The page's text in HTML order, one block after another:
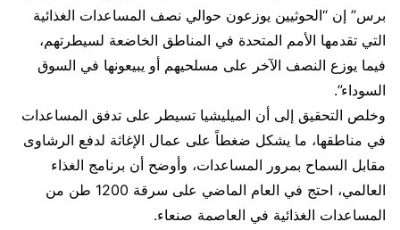
برس” إن “الحوثيين يوزعون حوالي نصف المساعدات الغذائية
التي تقدمها الأمم المتحدة في المناطق الخاضعة لسيطرتهم،
فيما يوزع النصف الآخر على مسلحيهم أو يبيعونها في السوق
السوداء”.
وخلص التحقيق إلى أن الميليشيا تسيطر على تدفق المساعدات
في مناطقها، ما يشكل ضغطاً على عمال الإغاثة لدفع الرشاوى
مقابل السماح بمرور المساعدات، وأوضح أن برنامج الغذاء
العالمي، احتج في العام الماضي على سرقة 1200 طن من
المساعدات الغذائية في العاصمة صنعاء.